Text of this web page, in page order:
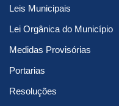
Leis Municipais
Lei Orgânica do Município
Medidas Provisórias
Portarias
Resoluções